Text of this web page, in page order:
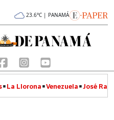
23.6°C | PANAMÁ
La Llorona Venezuela José